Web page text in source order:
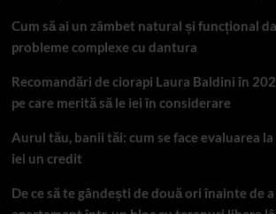
Cum să ai un zâmbet natural și funcțional
probleme complexe cu dantura
Recomandări de ciorapi Laura Baldini în
pe care merită să le iei în considerare
Aurul tău, banii tăi: cum se face evaluarea
iei un credit
De ce să te gândești de două ori înainte de